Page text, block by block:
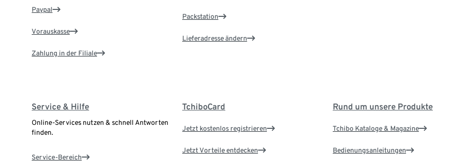
Paypal
Vorauskasse
Zahlung in der Filiale
Packstation
Lieferadresse ändern
Service & Hilfe
Online-Services nutzen & schnell Antworten
finden.
Service-Bereich
TchiboCard
Jetzt kostenlos registrieren
Jetzt Vorteile entdecken
Rund um unsere Produkte
Tchibo Kataloge & Magazine
Bedienungsanleitungen